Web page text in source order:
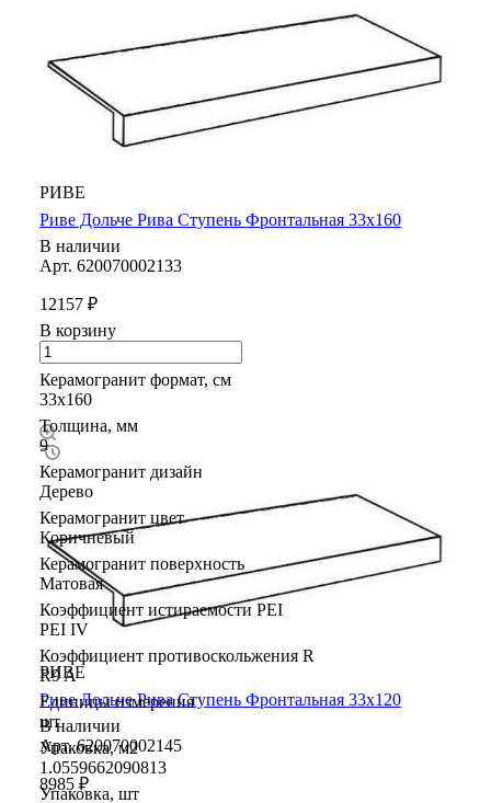
Керамогранит формат, см
33х160
Толщина, мм
9
Керамогранит дизайн
Дерево
Керамогранит цвет
Коричневый
Керамогранит поверхность
Матовая
Коэффициент истираемости PEI
PEI IV
Коэффициент противоскольжения R
R9 A
Единицы измерения
шт
Упаковка, м2
1.0559662090813
Упаковка, шт
РИВЕ
Риве Дольче Рива Ступень Фронтальная 33х160
В наличии
Арт. 620070002133
12157 ₽
В корзину
РИВЕ
Риве Дольче Рива Ступень Фронтальная 33х120
В наличии
Арт.620070002145
8985 ₽